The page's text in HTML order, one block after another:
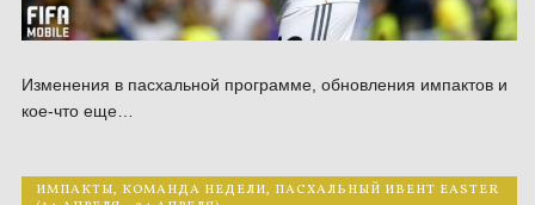
Изменения в пасхальной программе, обновления импактов и
кое-что еще…
ИМПАКТЫ, КОМАНДА НЕДЕЛИ, ПАСХАЛЬНЫЙ ИВЕНТ EASTER